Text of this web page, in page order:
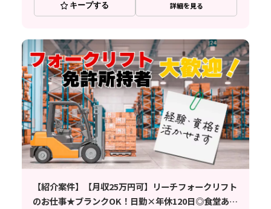
キープする 詳細を見る
【紹介案件】【月収25万円可】リーチフォークリフト
のお仕事★ブランクOK！日勤×年休120日◎食堂あり